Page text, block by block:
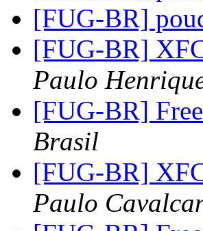
[FUG-BR]
[FUG-BR]
Paulo
[FUG-BR]
Brasil
[FUG-BR]
Paulo